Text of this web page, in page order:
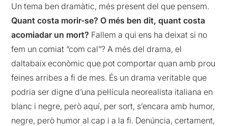
Un tema ben dramàtic, més present del que pensem.
Quant costa morir-se? O més ben dit, quant costa
acomiadar un mort? Fallem a qui ens ha deixat si no
fem un comiat “com cal”? A més del drama, el
daltabaix econòmic que pot comportar quan amb prou
feines arribes a fi de mes. És un drama veritable que
podria ser digne d’una pel·lícula neorealista italiana en
blanc i negre, però aquí, per sort, s’encara amb humor,
negre, però humor al cap i a la fi. Denúncia, certament,